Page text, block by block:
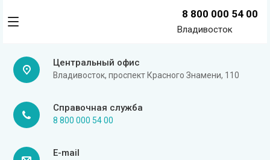
8 800 000 54 00
Владивосток
Центральный офис
Владивосток, проспект Красного Знамени, 110
Справочная служба
8 800 000 54 00
E-mail